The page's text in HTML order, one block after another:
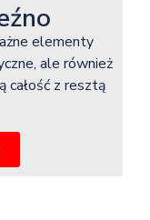
elementy
ale również
całość z resztą